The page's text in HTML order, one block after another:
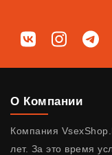
Мы в соц. сетях
ВКонтактеInstagram
О Компании
Компания
лет. За это время